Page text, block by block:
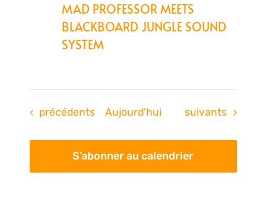
MAD PROFESSOR MEETS
BLACKBOARD JUNGLE SOUND
SYSTEM
Évènements
précédents Aujourd'hui Évènements
suivants
S’abonner au calendrier